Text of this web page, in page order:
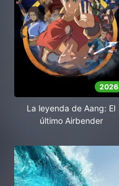
2026
La leyenda de Aang: El
último Airbender